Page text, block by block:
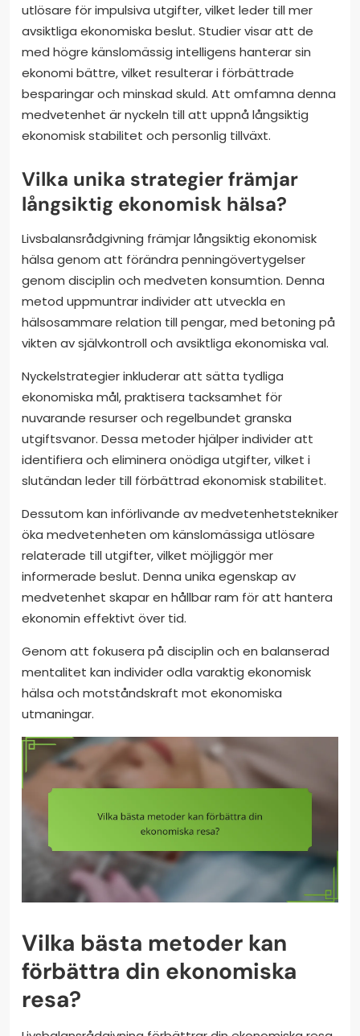
utlösare för impulsiva utgifter, vilket leder till mer
avsiktliga ekonomiska beslut. Studier visar att de
med högre känslomässig intelligens hanterar sin
ekonomi bättre, vilket resulterar i förbättrade
besparingar och minskad skuld. Att omfamna denna
medvetenhet är nyckeln till att uppnå långsiktig
ekonomisk stabilitet och personlig tillväxt.
Vilka unika strategier främjar
långsiktig ekonomisk hälsa?
Livsbalansrådgivning främjar långsiktig ekonomisk
hälsa genom att förändra penningövertygelser
genom disciplin och medveten konsumtion. Denna
metod uppmuntrar individer att utveckla en
hälsosammare relation till pengar, med betoning på
vikten av självkontroll och avsiktliga ekonomiska val.
Nyckelstrategier inkluderar att sätta tydliga
ekonomiska mål, praktisera tacksamhet för
nuvarande resurser och regelbundet granska
utgiftsvanor. Dessa metoder hjälper individer att
identifiera och eliminera onödiga utgifter, vilket i
slutändan leder till förbättrad ekonomisk stabilitet.
Dessutom kan införlivande av medvetenhetstekniker
öka medvetenheten om känslomässiga utlösare
relaterade till utgifter, vilket möjliggör mer
informerade beslut. Denna unika egenskap av
medvetenhet skapar en hållbar ram för att hantera
ekonomin effektivt över tid.
Genom att fokusera på disciplin och en balanserad
mentalitet kan individer odla varaktig ekonomisk
hälsa och motståndskraft mot ekonomiska
utmaningar.
Vilka bästa metoder kan
förbättra din ekonomiska
resa?